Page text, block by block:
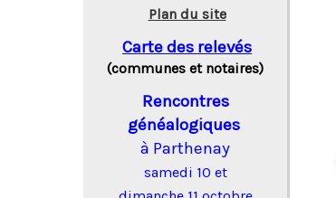
Plan du site
Carte des relevés
(communes et notaires)
Rencontres
généalogiques
à Parthenay
samedi 10 et